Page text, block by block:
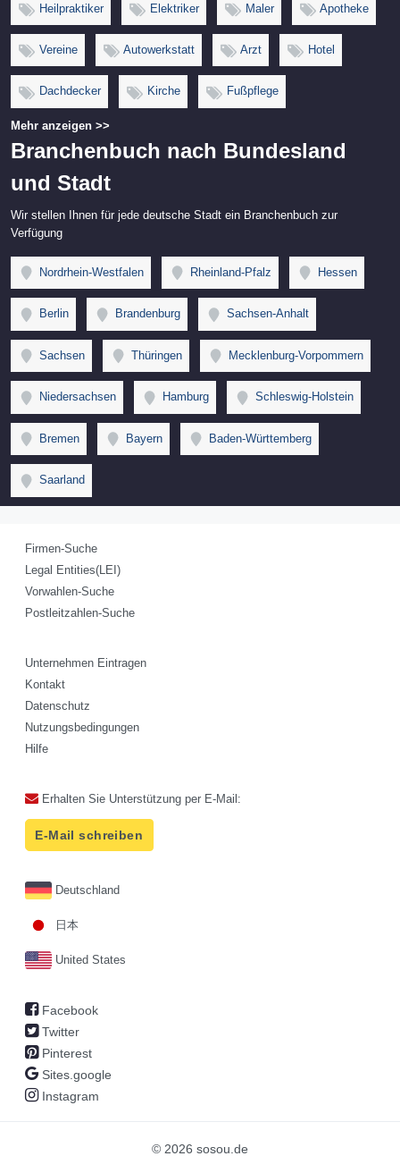
Heilpraktiker Elektriker Maler Apotheke
Vereine Autowerkstatt Arzt Hotel
Dachdecker Kirche Fußpflege
Mehr anzeigen >>
Branchenbuch nach Bundesland
und Stadt
Wir stellen Ihnen für jede deutsche Stadt ein Branchenbuch zur
Verfügung
Nordrhein-Westfalen Rheinland-Pfalz Hessen
Berlin Brandenburg Sachsen-Anhalt
Sachsen Thüringen Mecklenburg-Vorpommern
Niedersachsen Hamburg Schleswig-Holstein
Bremen Bayern Baden-Württemberg
Saarland
Firmen-Suche
Legal Entities(LEI)
Vorwahlen-Suche
Postleitzahlen-Suche
Unternehmen Eintragen
Kontakt
Datenschutz
Nutzungsbedingungen
Hilfe
Erhalten Sie Unterstützung per E-Mail:
E-Mail schreiben
Deutschland
日本
United States
Facebook
Twitter
Pinterest
Sites.google
Instagram
© 2026 sosou.de